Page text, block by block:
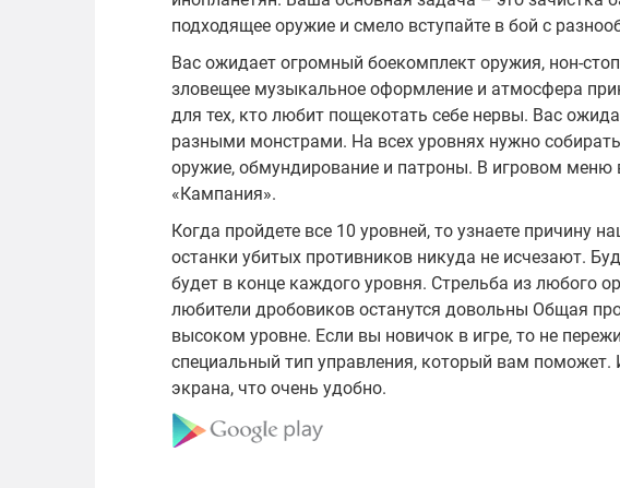
подходящее оружие и смело вступайте в бой с
Вас ожидает огромный боекомплект оружия, нон-
зловещее музыкальное оформление и атмосфера
для тех, кто любит пощекотать себе нервы. Вас
разными монстрами. На всех уровнях нужно
оружие, обмундирование и патроны. В игровом
«Кампания».
Когда пройдете все 10 уровней, то узнаете причину
останки убитых противников никуда не исчезают.
будет в конце каждого уровня. Стрельба из любого
любители дробовиков останутся довольны Общая
высоком уровне. Если вы новичок в игре, то не
специальный тип управления, который вам поможет.
экрана, что очень удобно.